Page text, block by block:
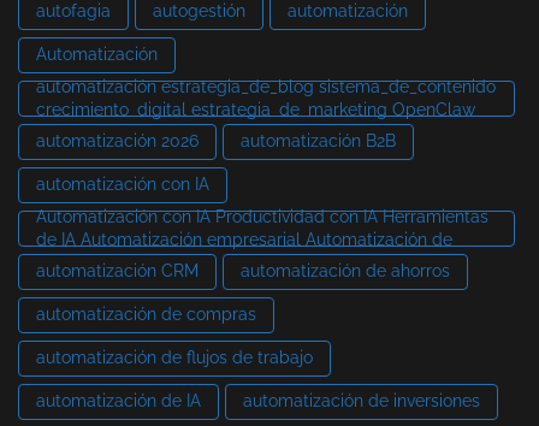
autofagia autogestión automatización
Automatización
automatización estrategia_de_blog sistema_de_contenido
crecimiento_digital estrategia_de_marketing OpenClaw
automatización 2026
automatización B2B
automatización con IA
Automatización con IA Productividad con IA Herramientas
de IA Automatización empresarial Automatización de
automatización CRM
automatización de ahorros
automatización de compras
automatización de flujos de trabajo
automatización de IA automatización de inversiones